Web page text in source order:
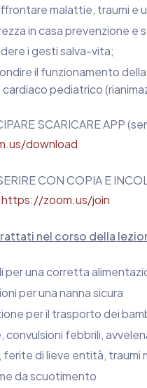
malattie, traumi e
in casa prevenzione
i gesti salva-vita;
il funzionamento
pediatrico
SCARICARE APP
download
CON COPIA E
https://zoom.us/join
nel corso della
per una corretta
per una nanna sicura
per il trasporto dei
convulsioni febbrili,
ferite di lieve entità, traumi
da scuotimento